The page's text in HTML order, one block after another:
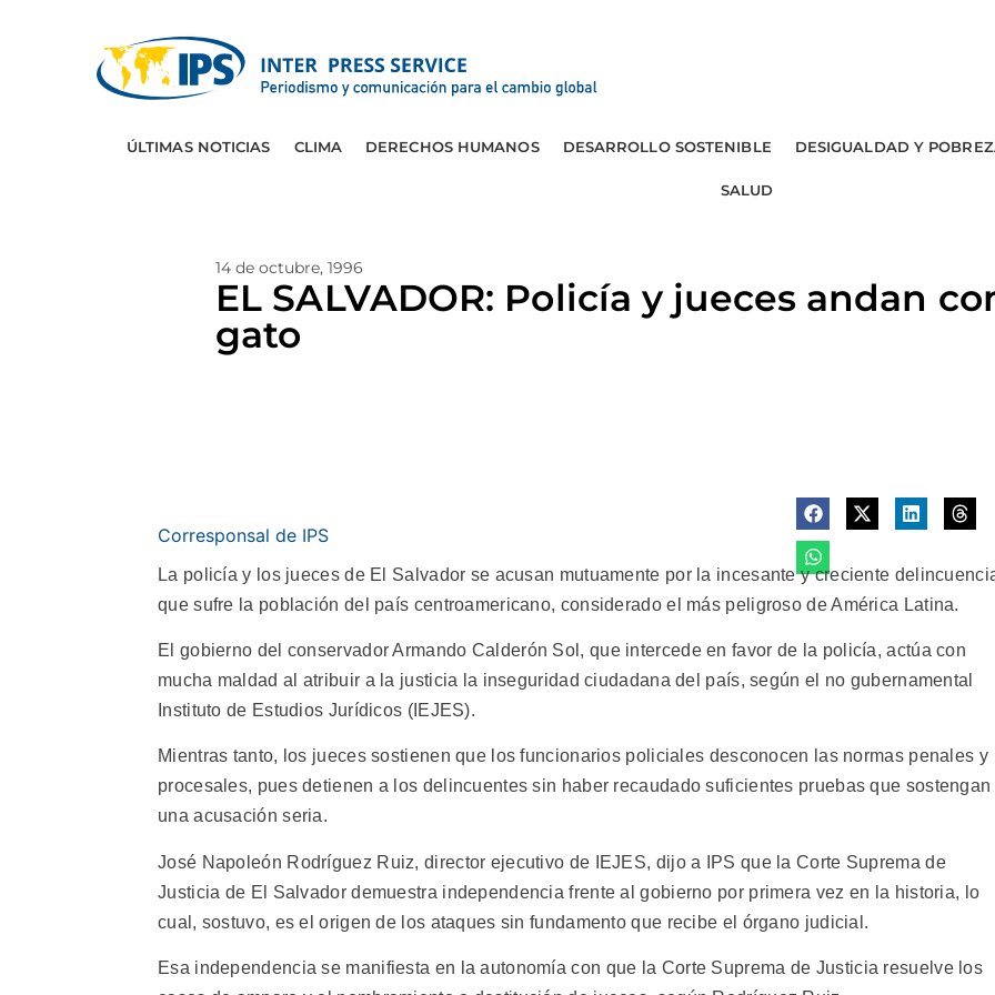
ÚLTIMAS NOTICIAS CLIMA DERECHOS HUMANOS DESARROLLO SOSTENIBLE DESIGUALDAD Y
SALUD
14 de octubre, 1996
EL SALVADOR: Policía y jueces andan
gato
Corresponsal de IPS
La policía y los jueces de El Salvador se acusan mutuamente por la incesante y creciente
que sufre la población del país centroamericano, considerado el más peligroso de América Latina.
El gobierno del conservador Armando Calderón Sol, que intercede en favor de la policía, actúa con
mucha maldad al atribuir a la justicia la inseguridad ciudadana del país, según el no gubernamental
Instituto de Estudios Jurídicos (IEJES).
Mientras tanto, los jueces sostienen que los funcionarios policiales desconocen las normas penales y
procesales, pues detienen a los delincuentes sin haber recaudado suficientes pruebas que sostengan
una acusación seria.
José Napoleón Rodríguez Ruiz, director ejecutivo de IEJES, dijo a IPS que la Corte Suprema de
Justicia de El Salvador demuestra independencia frente al gobierno por primera vez en la historia, lo
cual, sostuvo, es el origen de los ataques sin fundamento que recibe el órgano judicial.
Esa independencia se manifiesta en la autonomía con que la Corte Suprema de Justicia resuelve los